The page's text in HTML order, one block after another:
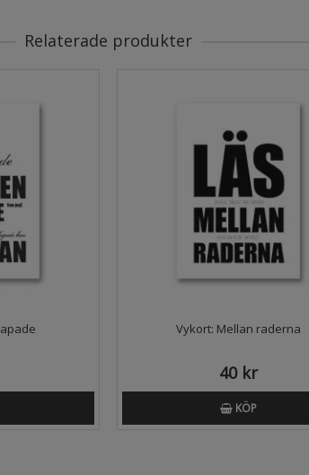
Relaterade produkter
Vykort: Mellan raderna
40 kr
KÖP